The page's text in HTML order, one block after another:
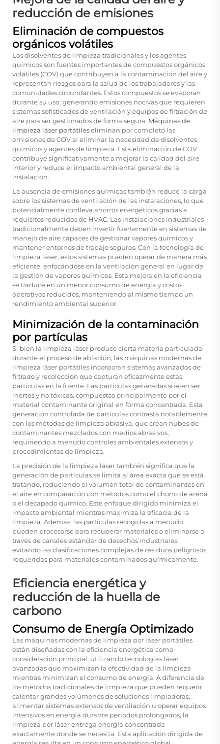
reducción de emisiones
Eliminación de compuestos
orgánicos volátiles
Los disolventes de limpieza tradicionales y los agentes
químicos son fuentes importantes de compuestos orgánicos
volátiles (COV) que contribuyen a la contaminación del aire y
representan riesgos para la salud de los trabajadores y las
comunidades circundantes. Estos compuestos se evaporan
durante su uso, generando emisiones nocivas que requieren
sistemas sofisticados de ventilación y equipos de filtración de
aire para ser gestionados de forma segura. Máquinas de
limpieza láser portátileseliminan por completo las
emisiones de COV al eliminar la necesidad de disolventes
químicos y agentes de limpieza. Esta eliminación de COV
contribuye significativamente a mejorar la calidad del aire
interior y reduce el impacto ambiental general de la
instalación.
La ausencia de emisiones químicas también reduce la carga
sobre los sistemas de ventilación de las instalaciones, lo que
potencialmente conlleva ahorros energéticos gracias a
requisitos reducidos de HVAC. Las instalaciones industriales
tradicionalmente deben invertir fuertemente en sistemas de
manejo de aire capaces de gestionar vapores químicos y
mantener entornos de trabajo seguros. Con la tecnología de
limpieza láser, estos sistemas pueden operar de manera más
eficiente, enfocándose en la ventilación general en lugar de
la gestión de vapores químicos. Esta mejora en la eficiencia
se traduce en un menor consumo de energía y costos
operativos reducidos, manteniendo al mismo tiempo un
rendimiento ambiental superior.
Minimización de la contaminación
por partículas
Si bien la limpieza láser produce cierta materia particulada
durante el proceso de ablación, las máquinas modernas de
limpieza láser portátiles incorporan sistemas avanzados de
filtrado y recolección que capturan eficazmente estas
partículas en la fuente. Las partículas generadas suelen ser
inertes y no tóxicas, compuestas principalmente por el
material contaminante original en forma concentrada. Esta
generación controlada de partículas contrasta notablemente
con los métodos de limpieza abrasiva, que crean nubes de
contaminantes mezclados con medios abrasivos,
requiriendo a menudo controles ambientales extensos y
procedimientos de limpieza.
La precisión de la limpieza láser también significa que la
generación de partículas se limita al área exacta que se está
tratando, reduciendo el volumen total de contaminantes en
el aire en comparación con métodos como el chorro de arena
o el decapado químico. Este enfoque dirigido minimiza el
impacto ambiental mientras maximiza la eficacia de la
limpieza. Además, las partículas recogidas a menudo
pueden procesarse para recuperar materiales o eliminarse a
través de canales estándar de desechos industriales,
evitando las clasificaciones complejas de residuos peligrosos
requeridas para materiales contaminados químicamente.
Eficiencia energética y
reducción de la huella de
carbono
Consumo de Energía Optimizado
Las máquinas modernas de limpieza por láser portátiles
están diseñadas con la eficiencia energética como
consideración principal, utilizando tecnologías láser
avanzadas que maximizan la efectividad de la limpieza
mientras minimizan el consumo de energía. A diferencia de
los métodos tradicionales de limpieza que pueden requerir
calentar grandes volúmenes de soluciones limpiadoras,
alimentar sistemas extensos de ventilación u operar equipos
intensivos en energía durante períodos prolongados, la
limpieza por láser entrega energía concentrada
exactamente donde se necesita. Esta aplicación dirigida de